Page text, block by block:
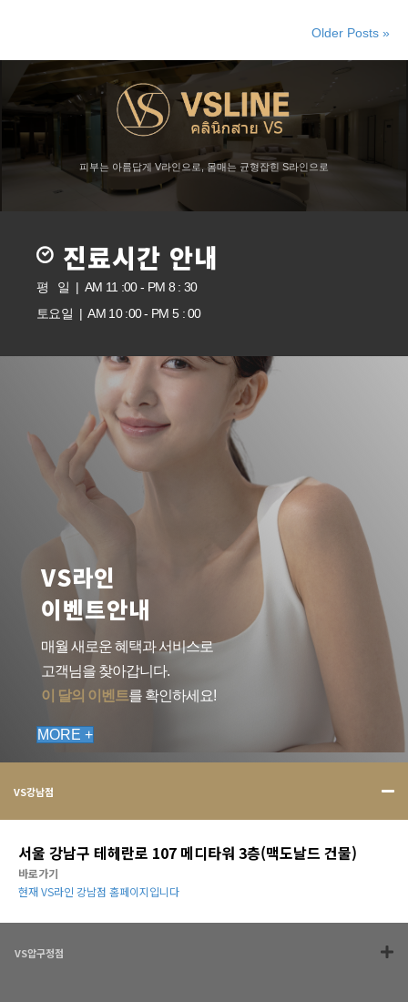
Older Posts »
피부는 아름답게 V라인으로, 몸매는 균형잡힌 S라인으로
진료시간 안내
평 일 | AM 11 :00 - PM 8 : 30
토요일 | AM 10 :00 - PM 5 : 00
VS라인
이벤트안내
매월 새로운 혜택과 서비스로
고객님을 찾아갑니다.
이 달의 이벤트를 확인하세요!
MORE +
VS강남점
서울 강남구 테헤란로 107 메디타워 3층(맥도날드 건물)
바로가기
현재 VS라인 강남점 홈페이지입니다
VS압구정점